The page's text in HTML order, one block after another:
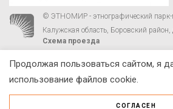
© ЭТНОМИР - этнографический парк-
Калужская область, Боровский район,
Схема проезда
Продолжая пользоваться сайтом, я
использование файлов cookie.
СОГЛАСЕН